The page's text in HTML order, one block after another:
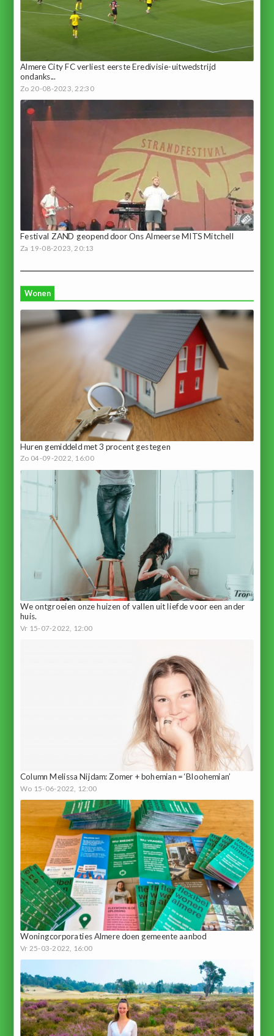
Almere City FC verliest eerste Eredivisie-uitwedstrijd
ondanks...
Zo 20-08-2023, 22:30
Festival ZAND geopend door Ons Almeerse MITS Mitchell
Za 19-08-2023, 20:13
Wonen
Huren gemiddeld met 3 procent gestegen
Zo 04-09-2022, 16:00
We ontgroeien onze huizen of vallen uit liefde voor een ander
huis.
Vr 15-07-2022, 12:00
Column Melissa Nijdam: Zomer + bohemian = ‘Bloohemian’
Wo 15-06-2022, 12:00
Woningcorporaties Almere doen gemeente aanbod
Vr 25-03-2022, 16:00